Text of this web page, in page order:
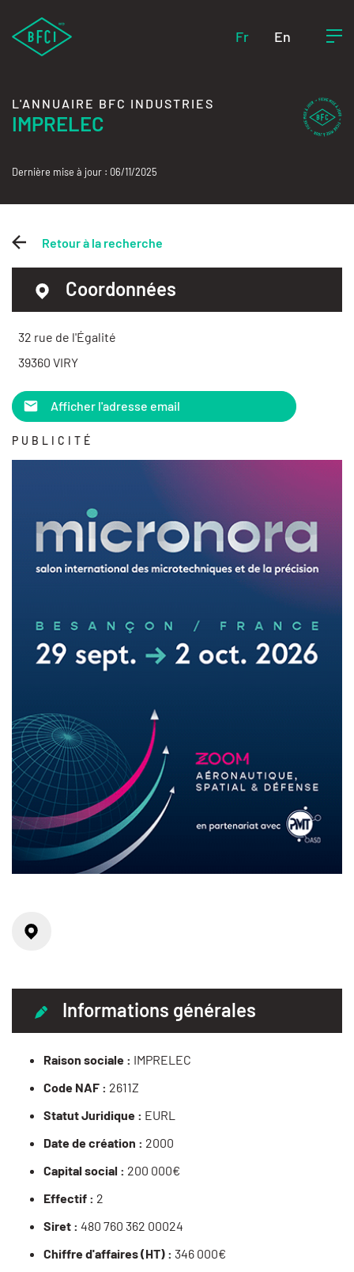
Fr En
L'ANNUAIRE BFC INDUSTRIES
IMPRELEC
Dernière mise à jour : 06/11/2025
Retour à la recherche
Coordonnées
32 rue de l'Égalité
39360 VIRY
Afficher l'adresse email
PUBLICITÉ
Informations générales
Raison sociale : IMPRELEC
Code NAF : 2611Z
Statut Juridique : EURL
Date de création : 2000
Capital social : 200 000€
Effectif : 2
Siret : 480 760 362 00024
Chiffre d'affaires (HT) : 346 000€